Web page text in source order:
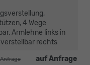
4 Wege
Armlehne links in
verstellbar rechts
auf Anfrage